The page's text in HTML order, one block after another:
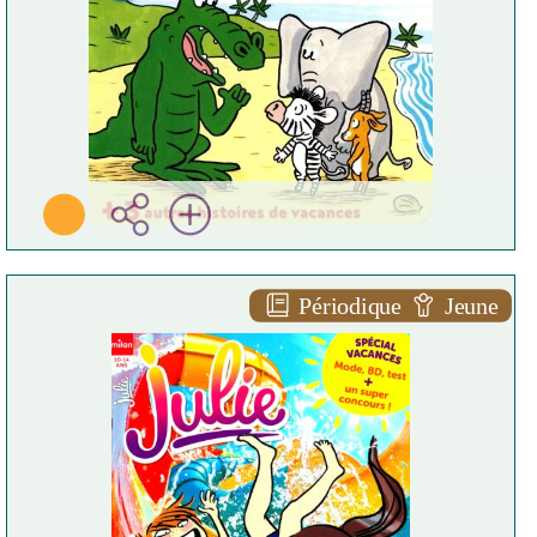
Périodique Jeune
Julie - n°337 - août 2026
Editions Milan ( 2026 )
Plus d'infos